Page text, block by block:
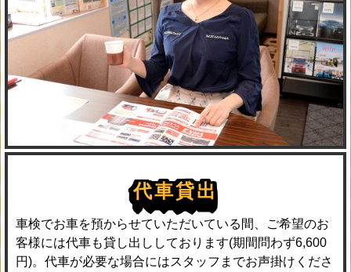
代車貸出
車検でお車を預からせていただいている間、ご希望のお
客様には代車も貸し出ししております(期間問わず6,600
円)。代車が必要な場合にはスタッフまでお声掛けくださ